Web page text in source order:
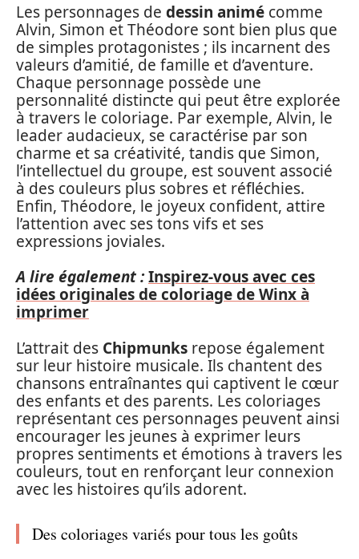
Les personnages de dessin animé comme
Alvin, Simon et Théodore sont bien plus que
de simples protagonistes ; ils incarnent des
valeurs d’amitié, de famille et d’aventure.
Chaque personnage possède une
personnalité distincte qui peut être explorée
à travers le coloriage. Par exemple, Alvin, le
leader audacieux, se caractérise par son
charme et sa créativité, tandis que Simon,
l’intellectuel du groupe, est souvent associé
à des couleurs plus sobres et réfléchies.
Enfin, Théodore, le joyeux confident, attire
l’attention avec ses tons vifs et ses
expressions joviales.
A lire également :Inspirez-vous avec ces
idées originales de coloriage de Winx à
imprimer
L’attrait des Chipmunks repose également
sur leur histoire musicale. Ils chantent des
chansons entraînantes qui captivent le cœur
des enfants et des parents. Les coloriages
représentant ces personnages peuvent ainsi
encourager les jeunes à exprimer leurs
propres sentiments et émotions à travers les
couleurs, tout en renforçant leur connexion
avec les histoires qu’ils adorent.
Des coloriages variés pour tous les goûts